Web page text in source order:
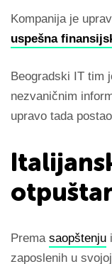
Kompanija je
uspešna
Beogradski IT tim
nezvaničnim
upravo tada
Prema saopštenju
zaposlenih u